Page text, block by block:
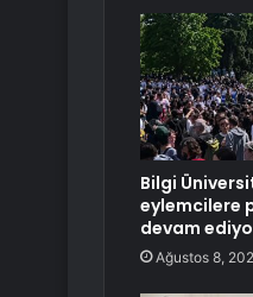
Bilgi
eylemcilere
devam
Ağustos 8,